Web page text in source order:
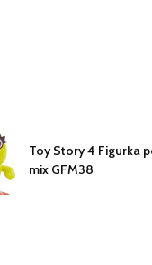
Toy Story 4 Figurka
mix GFM38